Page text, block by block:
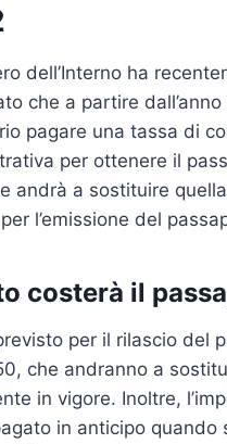
dell’Interno ha
che a partire
pagare una tassa di
per ottenere il
andrà a sostituire
l’emissione del
costerà il
per il rilascio del
che andranno a
in vigore. Inoltre,
in anticipo quando